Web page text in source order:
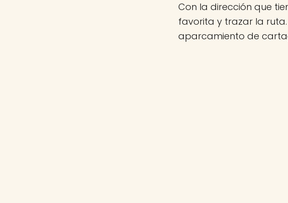
Con la dirección que
favorita y trazar la ruta.
aparcamiento de